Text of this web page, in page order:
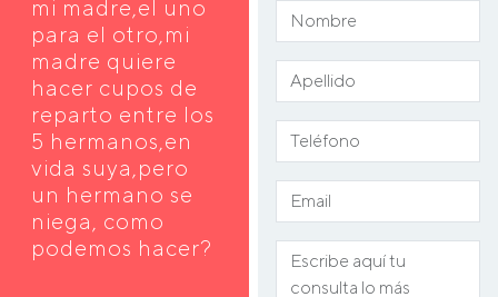
mi madre,el uno
para el otro,mi
madre quiere
hacer cupos de
reparto entre los
5 hermanos,en
vida suya,pero
un hermano se
niega, como
podemos hacer?